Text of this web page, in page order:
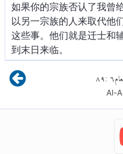
如果你的宗族否认了我曾
以另一宗族的人来取代他
这些事。他们就是迁士和
到末日来临。
٦:٨٩
Al-